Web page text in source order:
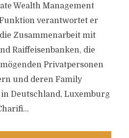
Wealth Management
verantwortet er
Zusammenarbeit mit
Raiffeisenbanken, die
Privatpersonen
und deren Family
Deutschland, Luxemburg